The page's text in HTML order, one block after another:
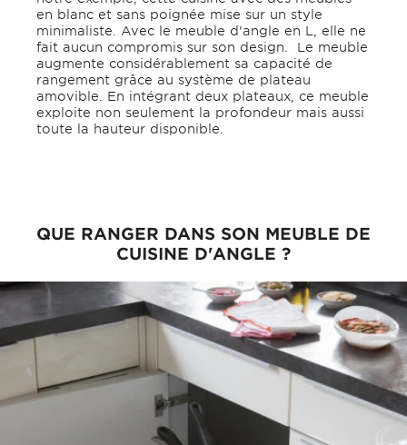
en blanc et sans poignée mise sur un style
minimaliste. Avec le meuble d'angle en L, elle ne
fait aucun compromis sur son design. Le meuble
augmente considérablement sa capacité de
rangement grâce au système de plateau
amovible. En intégrant deux plateaux, ce meuble
exploite non seulement la profondeur mais aussi
toute la hauteur disponible.
QUE RANGER DANS SON MEUBLE DE
CUISINE D'ANGLE ?